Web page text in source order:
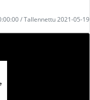
/ Tallennettu 2021-05-19